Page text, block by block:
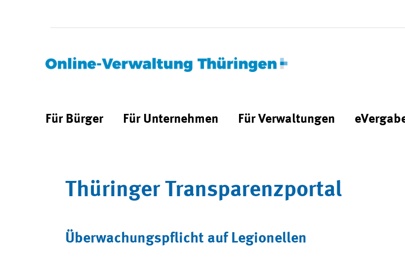
Für Bürger Für Unternehmen Für Verwaltungen
Thüringer Transparenzportal
Überwachungspflicht auf Legionellen